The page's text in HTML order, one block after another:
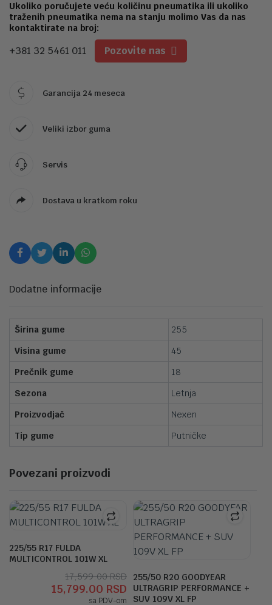
Ukoliko poručujete veću količinu pneumatika ili ukoliko
traženih pneumatika nema na stanju molimo Vas da nas
kontaktirate na broj:
+381 32 5461 011 Pozovite nas
Garancija 24 meseca
Veliki izbor guma
Servis
Dostava u kratkom roku
Dodatne informacije
Širina gume
255
Visina gume
45
Prečnik gume
18
Sezona
Letnja
Proizvodjač
Nexen
Tip gume
Putničke
Povezani proizvodi
225/55 R17 FULDA
MULTICONTROL 101W XL
17,599.00RSDOriginalna
cena
15,799.00 RSD
Trenutna
cena
sa PDV-om
255/50 R20 GOODYEAR
ULTRAGRIP PERFORMANCE +
SUV 109V XL FP